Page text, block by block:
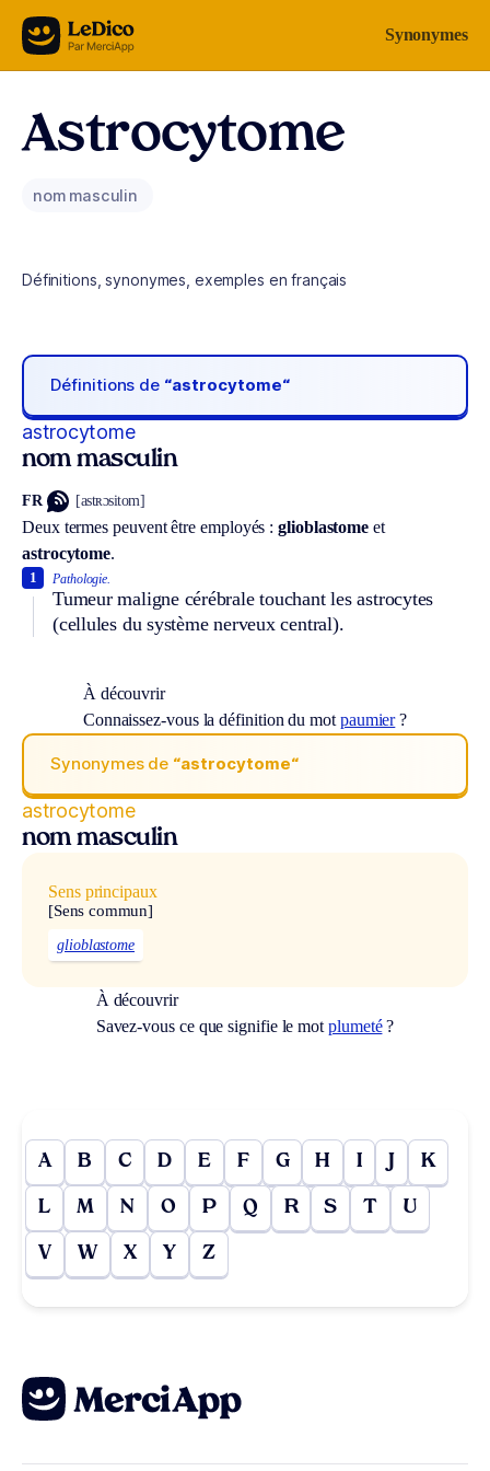
Aller au contenu Synonymes
Astrocytome
nom masculin
Définitions, synonymes, exemples en français
Définitions de “astrocytome“
astrocytome
nom masculin
FR [astʀɔsitom]
Deux termes peuvent être employés :glioblastome et
astrocytome.
Pathologie.
Tumeur maligne cérébrale touchant les astrocytes
(cellules du système nerveux central).
1
À découvrir
Connaissez-vous la définition du mot paumier?
Synonymes de “astrocytome“
astrocytome
nom masculin
Sens principaux
[Sens commun]
glioblastome
À découvrir
Savez-vous ce que signifie le mot plumeté?
A B C D E F G H I J K
L M N O P Q R S T U
V W X Y Z